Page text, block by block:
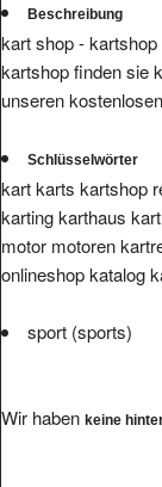
Beschreibung
kart shop -
kartshop finden sie
unseren
Schlüsselwörter
kart karts kartshop
karting karthaus
motor motoren
onlineshop katalog
sport (sports)
Wir haben keine